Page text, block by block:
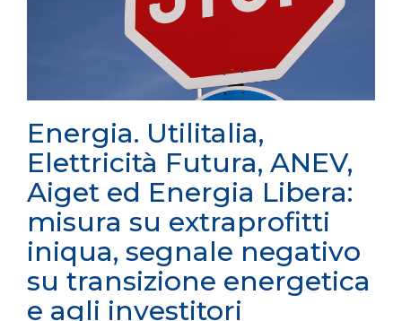
Energia. Utilitalia,
Elettricità Futura, ANEV,
Aiget ed Energia Libera:
misura su extraprofitti
iniqua, segnale negativo
su transizione energetica
e agli investitori